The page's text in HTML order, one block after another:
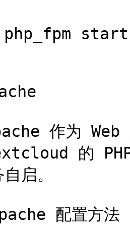
start
作为 Web
的
启。
配置方法